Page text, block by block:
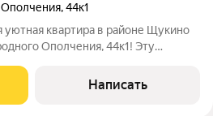
Ополчения,44к1
уютная квартира в районе Щукино
Ополчения, 44к1! Эту
комфортное жильё в спокойном,
Написать